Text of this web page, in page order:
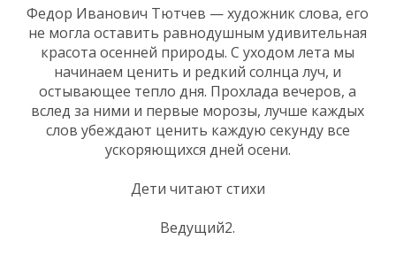
Федор Иванович Тютчев — художник слова, его
не могла оставить равнодушным удивительная
красота осенней природы. С уходом лета мы
начинаем ценить и редкий солнца луч, и
остывающее тепло дня. Прохлада вечеров, а
вслед за ними и первые морозы, лучше каждых
слов убеждают ценить каждую секунду все
ускоряющихся дней осени.
Дети читают стихи
Ведущий2.